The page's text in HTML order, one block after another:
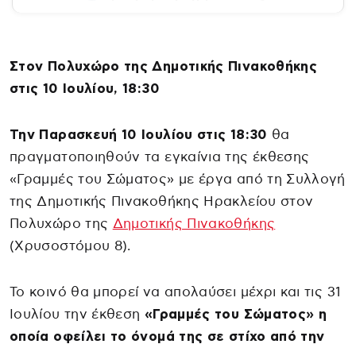
Στον Πολυχώρο της Δημοτικής Πινακοθήκης
στις 10 Ιουλίου, 18:30
Την Παρασκευή 10 Ιουλίου στις 18:30 θα
πραγματοποιηθούν τα εγκαίνια της έκθεσης
«Γραμμές του Σώματος» με έργα από τη Συλλογή
της Δημοτικής Πινακοθήκης Ηρακλείου στον
Πολυχώρο της Δημοτικής Πινακοθήκης
(Χρυσοστόμου 8).
Το κοινό θα μπορεί να απολαύσει μέχρι και τις 31
Ιουλίου την έκθεση «Γραμμές του Σώματος» η
οποία οφείλει το όνομά της σε στίχο από την